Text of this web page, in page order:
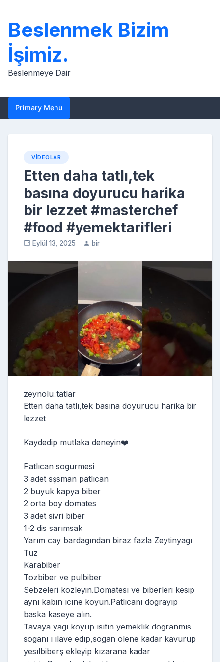
content
Beslenmek Bizim
İşimiz.
Beslenmeye Dair
Primary Menu
VIDEOLAR
Etten daha tatlı,tek
basına doyurucu harika
bir lezzet #masterchef
#food #yemektarifleri
Eylül 13, 2025 bir
zeynolu_tatlar
Etten daha tatlı,tek basına doyurucu harika bir
lezzet
Kaydedip mutlaka deneyin❤️
Patlıcan sogurmesi
3 adet sşsman patlıcan
2 buyuk kapya biber
2 orta boy domates
3 adet sivri biber
1-2 dis sarımsak
Yarım cay bardagından biraz fazla Zeytinyagı
Tuz
Karabiber
Tozbiber ve pulbiber
Sebzeleri kozleyin.Domatesı ve biberleri kesip
aynı kabın ıcıne koyun.Patlıcanı dograyıp
baska kaseye alın.
Tavaya yagı koyup ısıtın yemeklık dogranmıs
soganı ı ılave edıp,sogan olene kadar kavurup
yesılbiberş ekleyip kızarana kadar